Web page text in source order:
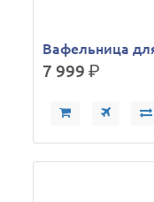
Вафельница
7 999р.